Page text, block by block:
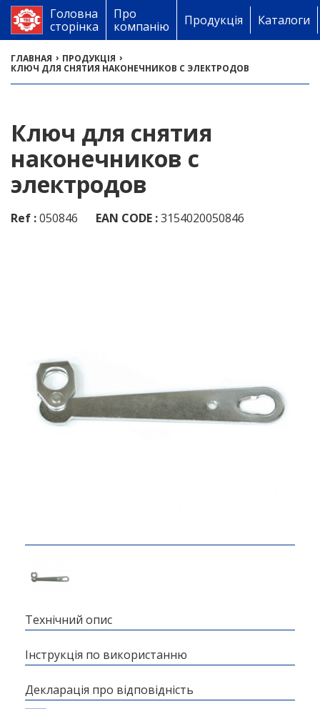
Головна
сторінка
Про
компанію
Продукція Каталоги
ГЛАВНАЯ › ПРОДУКЦІЯ ›
КЛЮЧ ДЛЯ СНЯТИЯ НАКОНЕЧНИКОВ С ЭЛЕКТРОДОВ
Ключ для снятия
наконечников с
электродов
Ref :050846 EAN CODE :3154020050846
Технічний опис
Інструкція по використанню
Декларація про відповідність